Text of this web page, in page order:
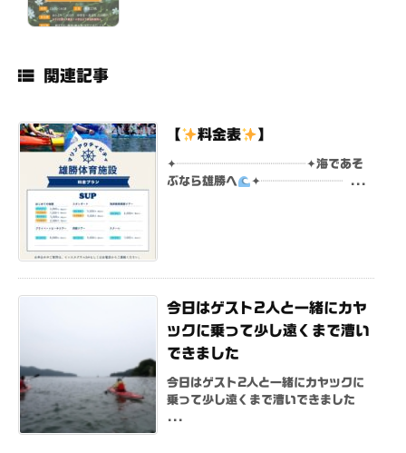
 関連記事
【 料金表 】
✦┈┈┈┈┈┈┈┈┈┈┈✦海であそ
ぶなら雄勝へ
✦┈┈┈┈┈┈┈ ...
今日はゲスト2人と一緒にカヤ
ックに乗って少し遠くまで漕い
できました
今日はゲスト2人と一緒にカヤックに
乗って少し遠くまで漕いできました
...